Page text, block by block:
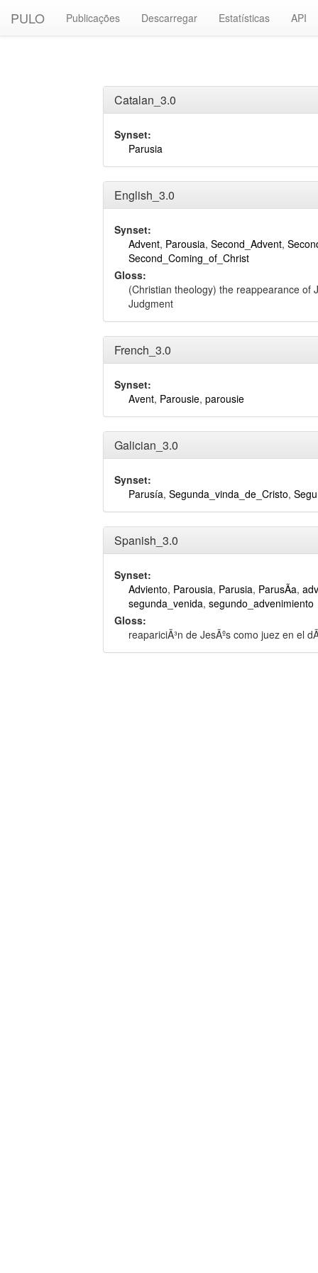
PULO Publicações Descarregar Estatísticas API
Catalan_3.0
Synset:
Parusia
English_3.0
Synset:
Advent, Parousia, Second_Advent,
Second_Coming_of_Christ
Gloss:
(Christian theology) the reappearance of
Judgment
French_3.0
Synset:
Avent, Parousie, parousie
Galician_3.0
Synset:
Parusía, Segunda_vinda_de_Cristo,
Spanish_3.0
Synset:
Adviento, Parousia, Parusia, ParusÃ­a,
segunda_venida, segundo_advenimiento
Gloss:
reapariciÃ³n de JesÃºs como juez en el